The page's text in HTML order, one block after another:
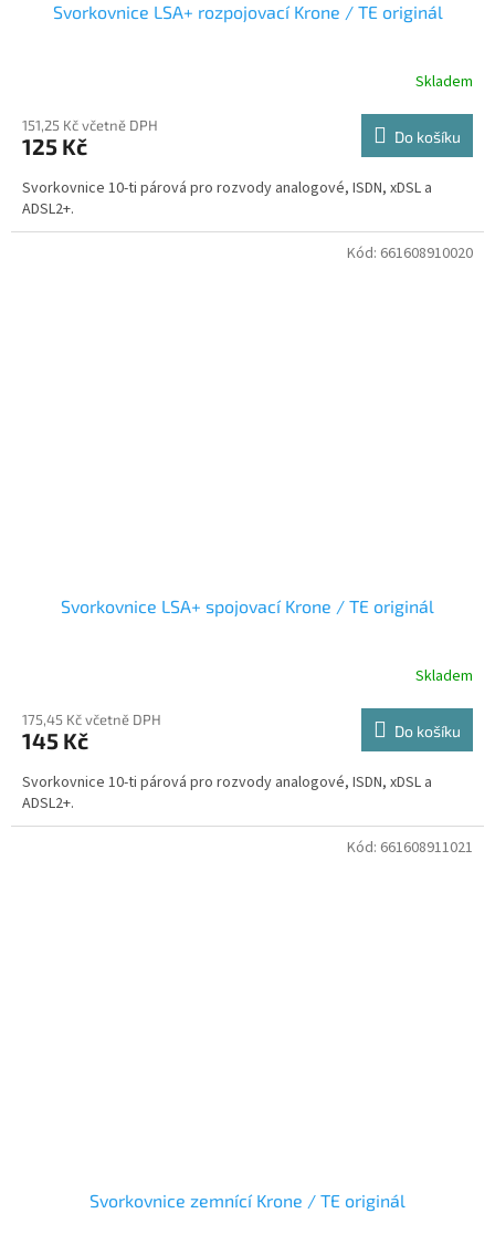
Svorkovnice LSA+ rozpojovací Krone / TE originál
Skladem
151,25 Kč včetně DPH
125 Kč Do košíku
Svorkovnice 10-ti párová pro rozvody analogové, ISDN, xDSL a
ADSL2+.
Svorkovnice LSA+ spojovací Krone / TE originál
Skladem
175,45 Kč včetně DPH
145 Kč Do košíku
Svorkovnice 10-ti párová pro rozvody analogové, ISDN, xDSL a
ADSL2+.
Kód: 661608910020
Svorkovnice zemnící Krone / TE originál
Kód: 661608911021